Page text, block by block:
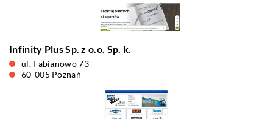
Infinity Plus Sp. z o.o. Sp. k.
ul. Fabianowo 73
60-005 Poznań